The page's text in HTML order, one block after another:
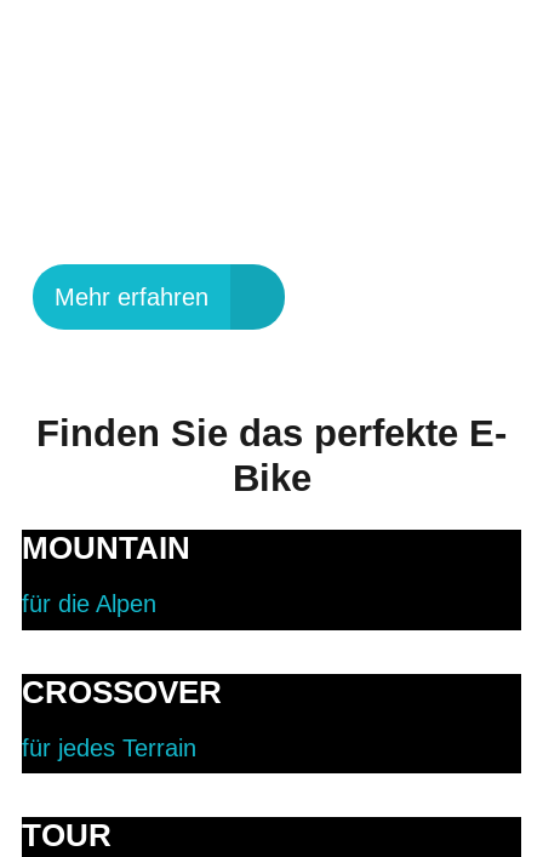
Mehr erfahren
Finden Sie das perfekte E-
Bike
MOUNTAIN
für die Alpen
CROSSOVER
für jedes Terrain
TOUR